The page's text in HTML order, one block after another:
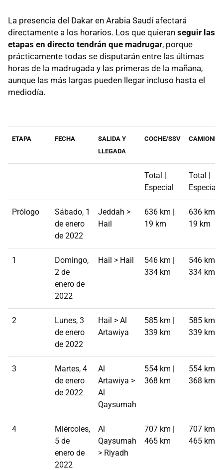
La presencia del Dakar en Arabia Saudí afectará
directamente a los horarios. Los que quieran seguir las
etapas en directo tendrán que madrugar, porque
prácticamente todas se disputarán entre las últimas
horas de la madrugada y las primeras de la mañana,
aunque las más largas pueden llegar incluso hasta el
mediodía.
ETAPA FECHA
SALIDA Y
LLEGADA
COCHE/SSV CAMIONES
Total |
Especial
Total |
Especial
Prólogo
Sábado, 1
de enero
de 2022
Jeddah >
Hail
636 km |
19 km
636 km |
19 km
1
Domingo,
2 de
enero de
2022
Hail > Hail
546 km |
334 km
546 km |
334 km
2
Lunes, 3
de enero
de 2022
Hail > Al
Artawiya
585 km |
339 km
585 km |
339 km
3
Martes, 4
de enero
de 2022
Al
Artawiya >
Al
Qaysumah
554 km |
368 km
554 km |
368 km
4
Miércoles,
5 de
enero de
2022
Al
Qaysumah
> Riyadh
707 km |
465 km
707 km |
465 km